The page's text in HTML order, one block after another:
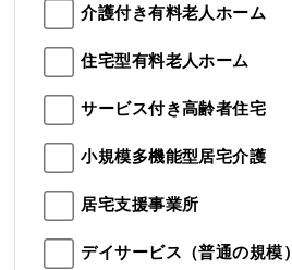
介護付き有料老人ホーム
住宅型有料老人ホーム
サービス付き高齢者住宅
小規模多機能型居宅介護
居宅支援事業所
デイサービス（普通の規模）